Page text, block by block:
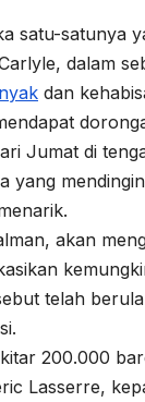
satu-satunya
dalam
dan
Jumat di
yang
akan
telah
200.000
Lasserre,